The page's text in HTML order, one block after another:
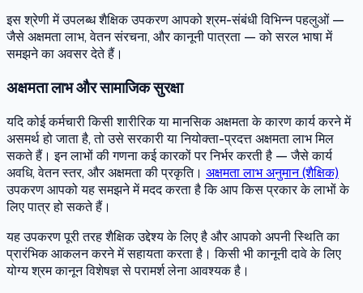
इस श्रेणी में उपलब्ध शैक्षिक उपकरण आपको श्रम-संबंधी विभिन्न पहलुओं —
जैसे अक्षमता लाभ, वेतन संरचना, और कानूनी पात्रता — को सरल भाषा में
समझने का अवसर देते हैं।
अक्षमता लाभ और सामाजिक सुरक्षा
यदि कोई कर्मचारी किसी शारीरिक या मानसिक अक्षमता के कारण कार्य करने में
असमर्थ हो जाता है, तो उसे सरकारी या नियोक्ता-प्रदत्त अक्षमता लाभ मिल
सकते हैं। इन लाभों की गणना कई कारकों पर निर्भर करती है — जैसे कार्य
अवधि, वेतन स्तर, और अक्षमता की प्रकृति। अक्षमता लाभ अनुमान (शैक्षिक)
उपकरण आपको यह समझने में मदद करता है कि आप किस प्रकार के लाभों के
लिए पात्र हो सकते हैं।
यह उपकरण पूरी तरह शैक्षिक उद्देश्य के लिए है और आपको अपनी स्थिति का
प्रारंभिक आकलन करने में सहायता करता है। किसी भी कानूनी दावे के लिए
योग्य श्रम कानून विशेषज्ञ से परामर्श लेना आवश्यक है।